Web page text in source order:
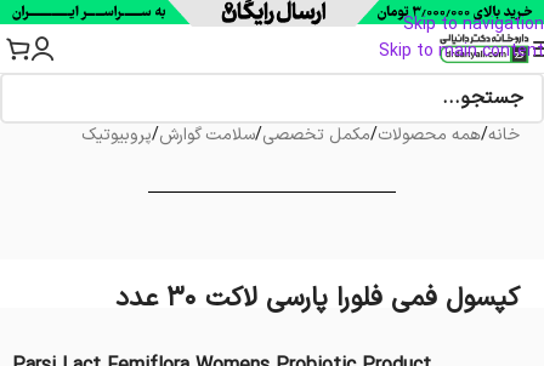
Skip to navigation
Skip to main content
خانه/همه محصولات/مکمل تخصصی/سلامت گوارش/پروبیوتیک
کپسول فمی فلورا پارسی لاکت 30 عدد